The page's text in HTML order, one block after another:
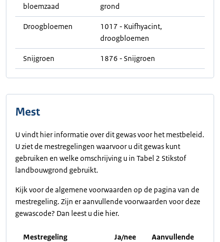
bloemzaad
grond
Droogbloemen
1017 - Kuifhyacint,
droogbloemen
Snijgroen 1876 - Snijgroen
Mest
U vindt hier informatie over dit gewas voor het mestbeleid.
U ziet de mestregelingen waarvoor u dit gewas kunt
gebruiken en welke omschrijving u in Tabel 2 Stikstof
landbouwgrond gebruikt.
Kijk voor de algemene voorwaarden op de pagina van de
mestregeling. Zijn er aanvullende voorwaarden voor deze
gewascode? Dan leest u die hier.
Mestregeling Ja/nee
Aanvullende